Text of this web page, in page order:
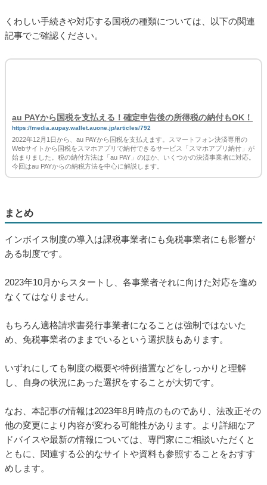
くわしい手続きや対応する国税の種類については、以下の関連
記事でご確認ください。
au PAYから国税を支払える！確定申告後の所得税の納付もOK！
https://media.aupay.wallet.auone.jp/articles/792
2022年12月1日から、au PAYから国税を支払えます。スマートフォン決済専用の
Webサイトから国税をスマホアプリで納付できるサービス「スマホアプリ納付」が
始まりました。税の納付方法は「au PAY」のほか、いくつかの決済事業者に対応。
今回はau PAYからの納税方法を中心に解説します。
まとめ
インボイス制度の導入は課税事業者にも免税事業者にも影響が
ある制度です。
2023年10月からスタートし、各事業者それに向けた対応を進め
なくてはなりません。
もちろん適格請求書発行事業者になることは強制ではないた
め、免税事業者のままでいるという選択肢もあります。
いずれにしても制度の概要や特例措置などをしっかりと理解
し、自身の状況にあった選択をすることが大切です。
なお、本記事の情報は2023年8月時点のものであり、法改正その
他の変更により内容が変わる可能性があります。より詳細なア
ドバイスや最新の情報については、専門家にご相談いただくと
ともに、関連する公的なサイトや資料も参照することをおすす
めします。